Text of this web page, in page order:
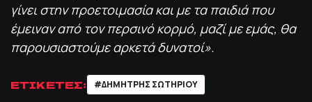
γίνει στην προετοιμασία και με τα παιδιά που
έμειναν από τον περσινό κορμό, μαζί με εμάς, θα
παρουσιαστούμε αρκετά δυνατοί».
ΕΤΙΚΕΤΕΣ: #ΔΗΜΗΤΡΗΣ ΣΩΤΗΡΙΟΥ